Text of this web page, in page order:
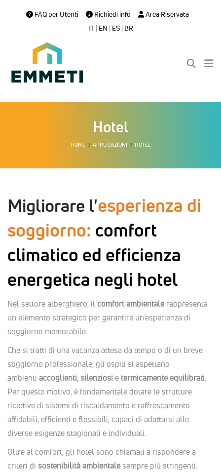
FAQ per Utenti Richiedi info
Area Riservata
IT| EN | ES| BR
Hotel
HOME APPLICAZIONI HOTEL
Migliorare l'esperienza di
soggiorno: comfort
climatico ed efficienza
energetica negli hotel
Nel settore alberghiero, il comfort ambientale rappresenta
un elemento strategico per garantire un’esperienza di
soggiorno memorabile.
Che si tratti di una vacanza attesa da tempo o di un breve
soggiorno professionale, gli ospiti si aspettano
ambienti accoglienti, silenziosi e termicamente equilibrati.
Per questo motivo, è fondamentale dotare le strutture
ricettive di sistemi di riscaldamento e raffrescamento
affidabili, efficienti e flessibili, capaci di adattarsi alle
diverse esigenze stagionali e individuali.
Oltre al comfort, gli hotel sono chiamati a rispondere a
criteri di sostenibilità ambientalesempre più stringenti.